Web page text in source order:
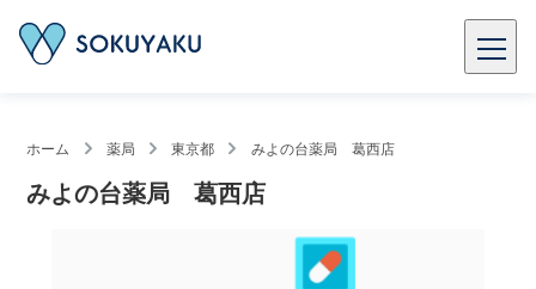
ホーム 薬局 東京都 みよの台薬局 葛西店
みよの台薬局 葛西店